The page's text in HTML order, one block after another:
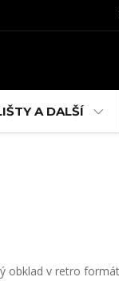
A DALŠÍ
obklad v retro